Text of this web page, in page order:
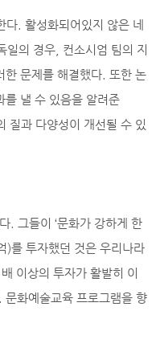
. 활성화되어있지 않은 네
일의 경우, 컨소시엄 팀의 지
한 문제를 해결했다. 또한 논
를 낼 수 있음을 알려준
질과 다양성이 개선될 수 있
. 그들이 ‘문화가 강하게 한
)를 투자했던 것은 우리나라
이상의 투자가 활발히 이
화예술교육 프로그램을 향